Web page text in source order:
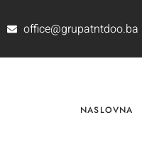
office@grupatntdoo.ba
NASLOVNA